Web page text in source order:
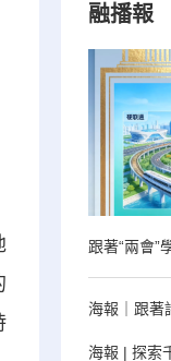
融播報
跟著“兩會”
海報｜跟著
海報 | 探索